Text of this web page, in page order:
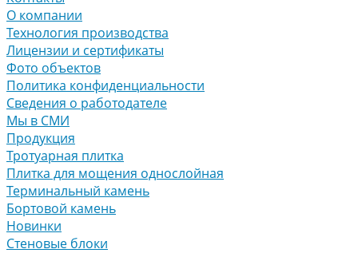
О компании
Технология производства
Лицензии и сертификаты
Фото объектов
Политика конфиденциальности
Сведения о работодателе
Мы в СМИ
Продукция
Тротуарная плитка
Плитка для мощения однослойная
Терминальный камень
Бортовой камень
Новинки
Стеновые блоки